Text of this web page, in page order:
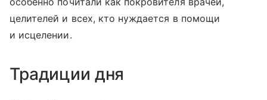
целителей и всех, кто нуждается в помощи
и исцелении.
Традиции дня